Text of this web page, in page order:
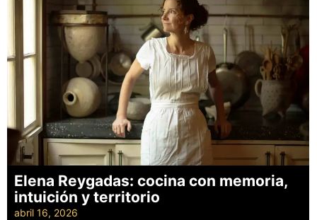
Elena Reygadas: cocina con memoria,
intuición y territorio
abril 16, 2026